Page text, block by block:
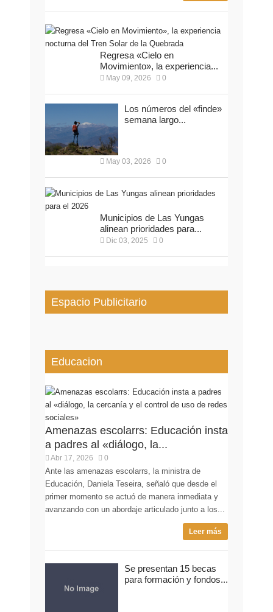
Regresa «Cielo en
Movimiento», la experiencia...
May 09, 2026 0
Los números del «finde»
semana largo...
May 03, 2026 0
Municipios de Las Yungas
alinean prioridades para...
Dic 03, 2025 0
Espacio Publicitario
Educacion
Amenazas escolarrs: Educación insta
a padres al «diálogo, la...
Abr 17, 2026 0
Ante las amenazas escolarrs, la ministra de
Educación, Daniela Teseira, señaló que desde el
primer momento se actuó de manera inmediata y
avanzando con un abordaje articulado junto a los...
Leer más
Se presentan 15 becas
para formación y fondos...